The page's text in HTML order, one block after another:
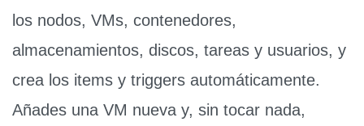
los nodos, VMs, contenedores,
almacenamientos, discos, tareas y usuarios, y
crea los items y triggers automáticamente.
Añades una VM nueva y, sin tocar nada,